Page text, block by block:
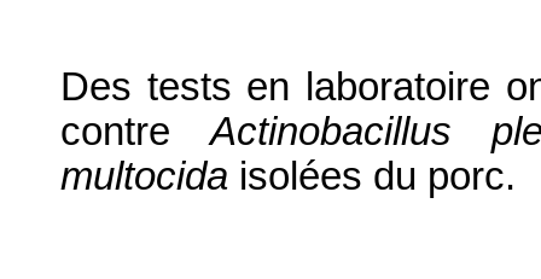
Des tests en laboratoire
contreActinobacillus
multocida isolées du porc.